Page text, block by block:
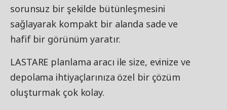
sorunsuz bir şekilde bütünleşmesini
sağlayarak kompakt bir alanda sade ve
hafif bir görünüm yaratır.
LASTARE planlama aracı ile size, evinize ve
depolama ihtiyaçlarınıza özel bir çözüm
oluşturmak çok kolay.